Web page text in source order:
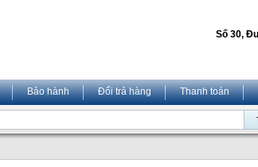
Số 30,
Bảo hành Đổi trả hàng Thanh toán